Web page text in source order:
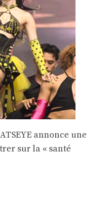
annonce une
sur la « santé